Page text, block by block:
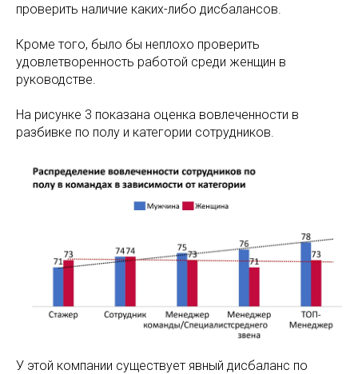
проверить наличие каких-либо дисбалансов.
Кроме того, было бы неплохо проверить
удовлетворенность работой среди женщин в
руководстве.
На рисунке 3 показана оценка вовлеченности в
разбивке по полу и категории сотрудников.
У этой компании существует явный дисбаланс по